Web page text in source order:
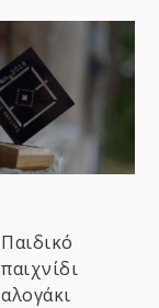
Παιδικό
παιχνίδι
αλογάκι